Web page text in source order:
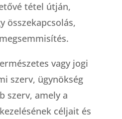
tétel útján,
összekapcsolás,
vagy jogi
szerv, ügynökség
szerv, amely a
céljait és